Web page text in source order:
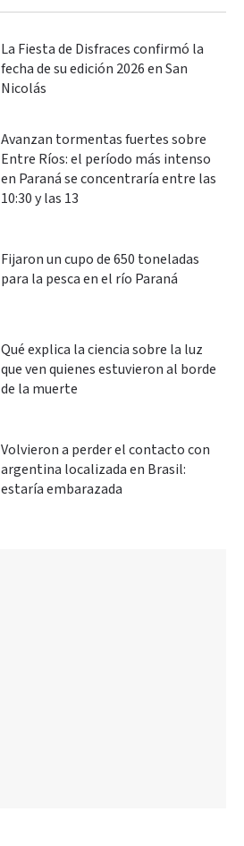
La Fiesta de Disfraces confirmó la
fecha de su edición 2026 en San
Nicolás
Avanzan tormentas fuertes sobre
Entre Ríos: el período más intenso
en Paraná se concentraría entre las
10:30 y las 13
Fijaron un cupo de 650 toneladas
para la pesca en el río Paraná
Qué explica la ciencia sobre la luz
que ven quienes estuvieron al borde
de la muerte
Volvieron a perder el contacto con
argentina localizada en Brasil:
estaría embarazada